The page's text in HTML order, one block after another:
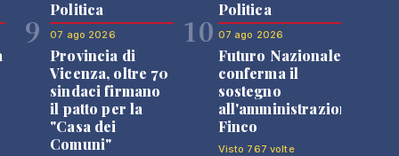
9
Politica
07 ago 2026
Provincia di
Vicenza, oltre 70
sindaci firmano
il patto per la
"Casa dei
Comuni"
10
Politica
07 ago 2026
Futuro Nazionale
conferma il
sostegno
all'amministrazione
Finco
Visto 767 volte